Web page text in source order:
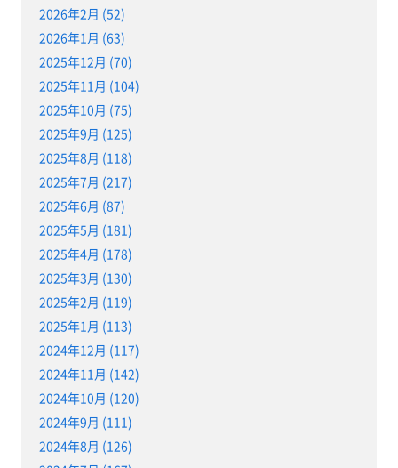
2026年2月 (52)
2026年1月 (63)
2025年12月 (70)
2025年11月 (104)
2025年10月 (75)
2025年9月 (125)
2025年8月 (118)
2025年7月 (217)
2025年6月 (87)
2025年5月 (181)
2025年4月 (178)
2025年3月 (130)
2025年2月 (119)
2025年1月 (113)
2024年12月 (117)
2024年11月 (142)
2024年10月 (120)
2024年9月 (111)
2024年8月 (126)